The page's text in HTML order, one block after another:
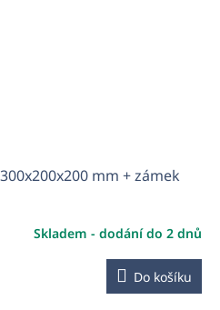
mm + zámek
Skladem - dodání do 2 dnů
Do košíku